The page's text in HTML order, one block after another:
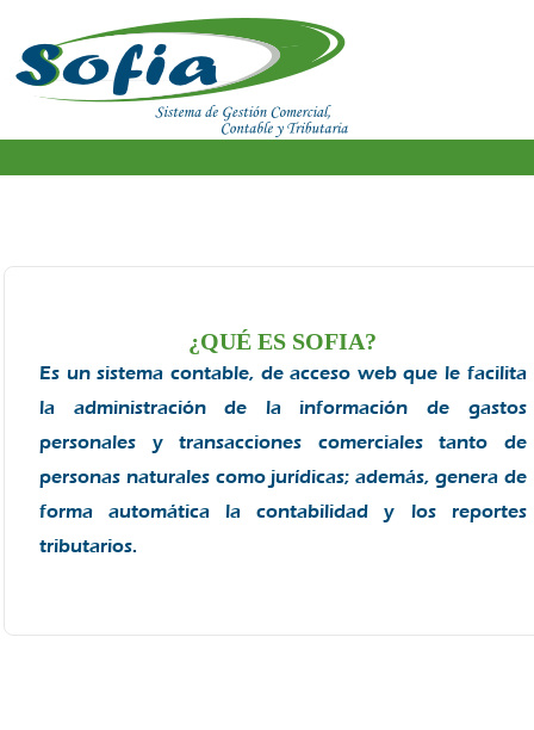
¿QUÉ ES SOFIA?
Es un sistema contable, de acceso web que le facilita
la administración de la información de gastos
personales y transacciones comerciales tanto de
personas naturales como jurídicas; además, genera de
forma automática la contabilidad y los reportes
tributarios.